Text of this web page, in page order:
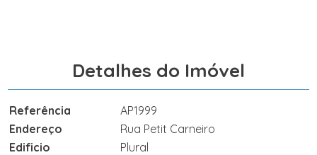
Detalhes do Imóvel
Referência
AP1999
Endereço
Rua Petit Carneiro
Edificio
Plural